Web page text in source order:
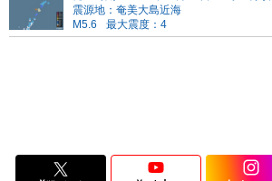
震源地：奄美大島近海
M5.6
最大震度：4